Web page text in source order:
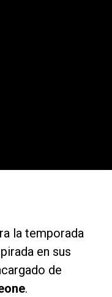
la temporada
en sus
de
.